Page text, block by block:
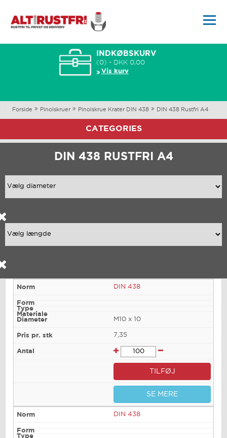
INDKØBSKURV
(0) - DKK 0,00
Vis kurv
Forside Pinolskruer Pinolskrue Krater DIN 438 DIN 438 Rustfri A4
CATEGORIES
DIN 438 RUSTFRI A4
DIN 438
M10 x 10
7,35
TILFØJ
SE MERE
DIN 438